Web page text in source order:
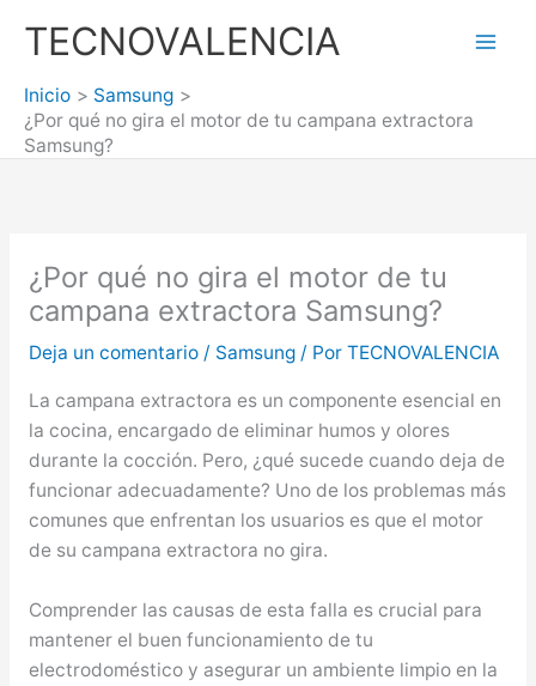
TECNOVALENCIA
Inicio
Samsung
¿Por qué no gira el motor de tu campana extractora
Samsung?
¿Por qué no gira el motor de tu
campana extractora Samsung?
Deja un comentario / Samsung/ Por TECNOVALENCIA
La campana extractora es un componente esencial en
la cocina, encargado de eliminar humos y olores
durante la cocción. Pero, ¿qué sucede cuando deja de
funcionar adecuadamente? Uno de los problemas más
comunes que enfrentan los usuarios es que el motor
de su campana extractora no gira.
Comprender las causas de esta falla es crucial para
mantener el buen funcionamiento de tu
electrodoméstico y asegurar un ambiente limpio en la